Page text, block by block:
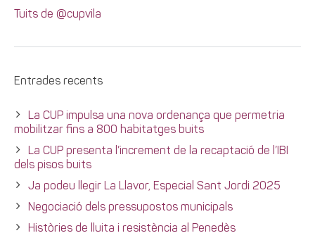
Tuits de @cupvila
Entrades recents
La CUP impulsa una nova ordenança que permetria
mobilitzar fins a 800 habitatges buits
La CUP presenta l’increment de la recaptació de l’IBI
dels pisos buits
Ja podeu llegir La Llavor, Especial Sant Jordi 2025
Negociació dels pressupostos municipals
Històries de lluita i resistència al Penedès